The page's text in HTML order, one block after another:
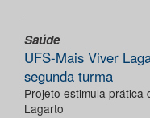
Saúde
UFS-Mais Viver
segunda turma
Projeto estimula
Lagarto